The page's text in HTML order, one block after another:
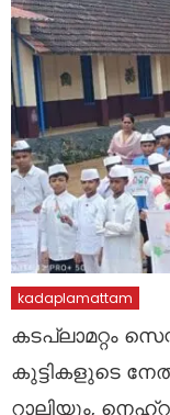
kadaplamattam
കടപ്ലാമറ്റം
കുട്ടികളുടെ
റാലിയും,